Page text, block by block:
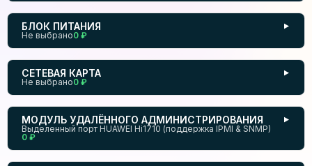
БЛОК ПИТАНИЯ
Не выбрано0 ₽
▼
СЕТЕВАЯ КАРТА
Не выбрано0 ₽
▼
МОДУЛЬ УДАЛЁННОГО АДМИНИСТРИРОВАНИЯ
Выделенный порт HUAWEI Hi1710 (поддержка IPMI & SNMP)
0 ₽
▼